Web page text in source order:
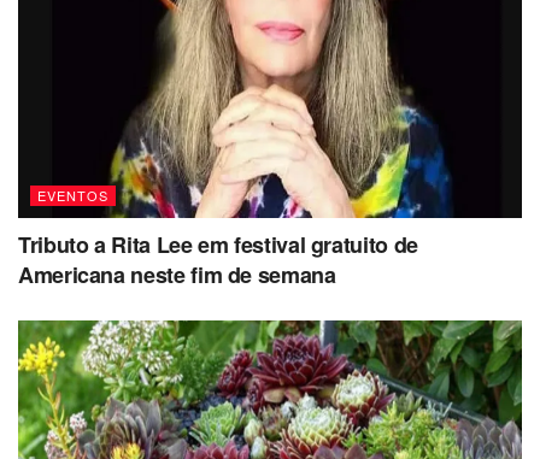
EVENTOS
Tributo a Rita Lee em festival gratuito de
Americana neste fim de semana